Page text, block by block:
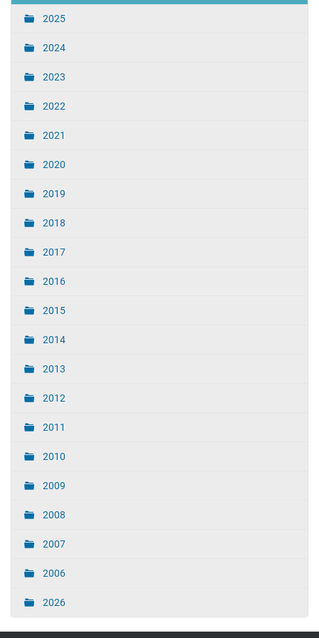
2025
2024
2023
2022
2021
2020
2019
2018
2017
2016
2015
2014
2013
2012
2011
2010
2009
2008
2007
2006
2026